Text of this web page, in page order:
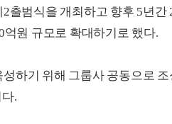
2출범식을 개최하고 향후 5년
원 규모로 확대하기로 했다.
하기 위해 그룹사 공동으로 조
.